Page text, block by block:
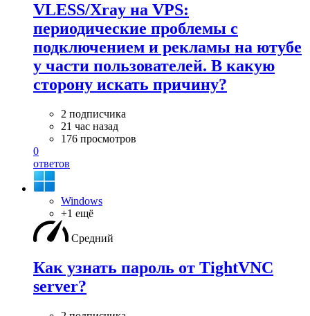
VLESS/Xray на VPS:
периодические проблемы с
подключением и рекламы на ютубе
у части пользователей. В какую
сторону искать причину?
2 подписчика
21 час назад
176 просмотров
0
ответов
Windows
+1 ещё
Средний
Как узнать пароль от TightVNC
server?